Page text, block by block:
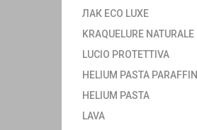
ЛАК ECO LUXE
KRAQUELURE NATURALE
LUCIO PROTETTIVA
HELIUM PASTA PARAFFIN
HELIUM PASTA
LAVA